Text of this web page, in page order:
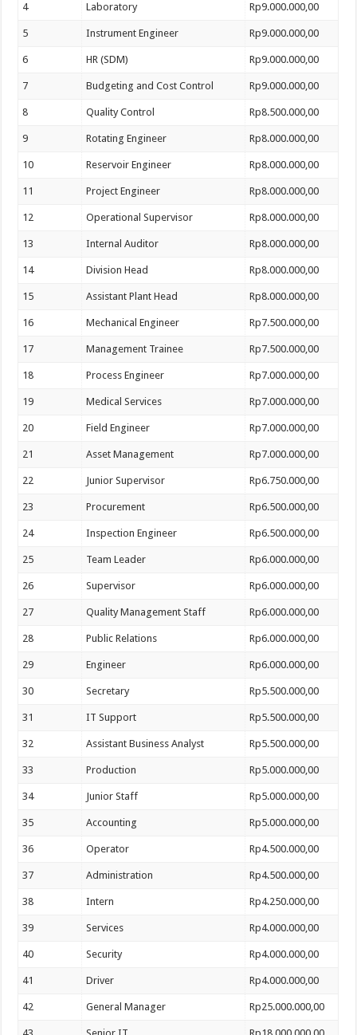
4 Laboratory Rp9.000.000,00
5 Instrument Engineer Rp9.000.000,00
6 HR (SDM) Rp9.000.000,00
7 Budgeting and Cost Control Rp9.000.000,00
8 Quality Control Rp8.500.000,00
9 Rotating Engineer Rp8.000.000,00
10 Reservoir Engineer Rp8.000.000,00
11 Project Engineer Rp8.000.000,00
12 Operational Supervisor Rp8.000.000,00
13 Internal Auditor Rp8.000.000,00
14 Division Head Rp8.000.000,00
15 Assistant Plant Head Rp8.000.000,00
16 Mechanical Engineer Rp7.500.000,00
17 Management Trainee Rp7.500.000,00
18 Process Engineer Rp7.000.000,00
19 Medical Services Rp7.000.000,00
20 Field Engineer Rp7.000.000,00
21 Asset Management Rp7.000.000,00
22 Junior Supervisor Rp6.750.000,00
23 Procurement Rp6.500.000,00
24 Inspection Engineer Rp6.500.000,00
25 Team Leader Rp6.000.000,00
26 Supervisor Rp6.000.000,00
27 Quality Management Staff Rp6.000.000,00
28 Public Relations Rp6.000.000,00
29 Engineer Rp6.000.000,00
30 Secretary Rp5.500.000,00
31 IT Support Rp5.500.000,00
32 Assistant Business Analyst Rp5.500.000,00
33 Production Rp5.000.000,00
34 Junior Staff Rp5.000.000,00
35 Accounting Rp5.000.000,00
36 Operator Rp4.500.000,00
37 Administration Rp4.500.000,00
38 Intern Rp4.250.000,00
39 Services Rp4.000.000,00
40 Security Rp4.000.000,00
41 Driver Rp4.000.000,00
42 General Manager Rp25.000.000,00